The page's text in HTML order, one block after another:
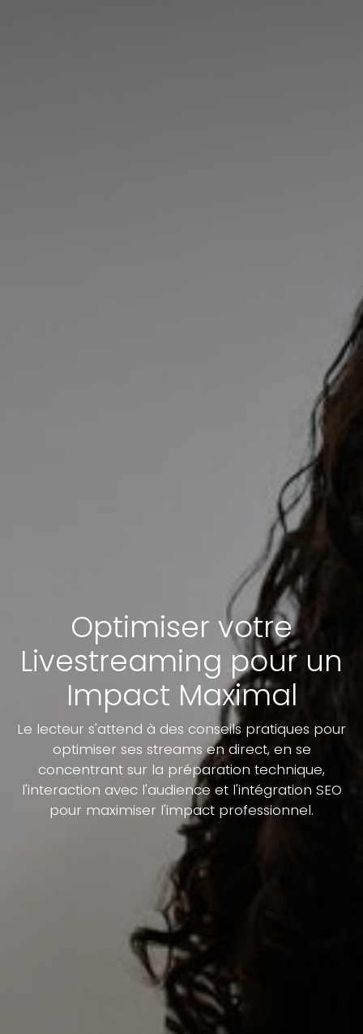
Optimiser votre
Livestreaming pour un
Impact Maximal
Le lecteur s'attend à des conseils pratiques pour
optimiser ses streams en direct, en se
concentrant sur la préparation technique,
l'interaction avec l'audience et l'intégration SEO
pour maximiser l'impact professionnel.